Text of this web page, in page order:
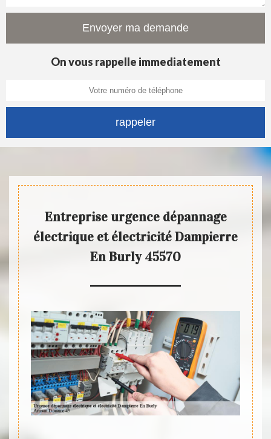
On vous rappelle immediatement
Entreprise urgence dépannage
électrique et électricité Dampierre
En Burly 45570